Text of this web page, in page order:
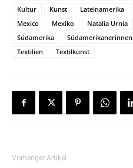
Kultur
Kunst Lateinamerika
Mexico
Mexiko Natalia Urnia
Südamerika
Südamerikanerinnen
Textilien
Textilkunst
Vorheriger Artikel